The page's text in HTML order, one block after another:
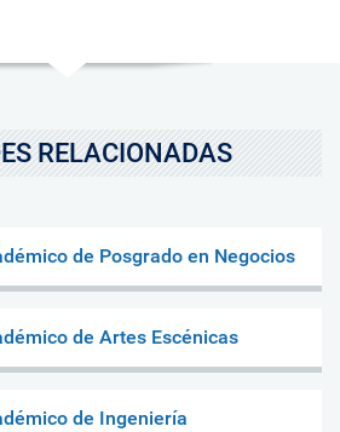
RELACIONADAS
de Posgrado en Negocios
de Artes Escénicas
de Ingeniería